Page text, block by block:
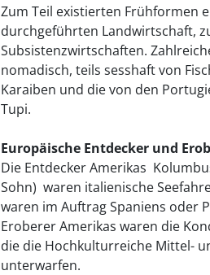
Zum Teil existierten Frühformen
durchgeführten Landwirtschaft,
Subsistenzwirtschaften.
nomadisch, teils sesshaft von
Karaiben und die von den
Tupi.
Europäische Entdecker und
Die Entdecker Amerikas 
Sohn)  waren italienische
waren im Auftrag Spaniens oder
Eroberer Amerikas waren die
die die Hochkulturreiche Mittel-
unterwarfen.